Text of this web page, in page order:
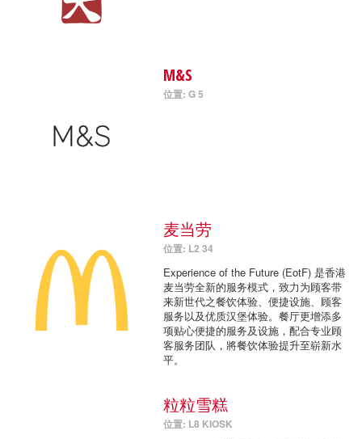
M&S
位置: G 5
麦当劳
位置: L2 34
Experience of the Future (EotF) 是香港
麦当劳全新的服务模式，致力为顾客带
来新世代之餐饮体验、便捷设施、顾客
服务以及优质汉堡体验。餐厅更增添多
项贴心便捷的服务及设施，配合专业顾
客服务团队，將餐饮体验提升至崭新水
平。
粒粒雪糕
位置: L8 KIOSK